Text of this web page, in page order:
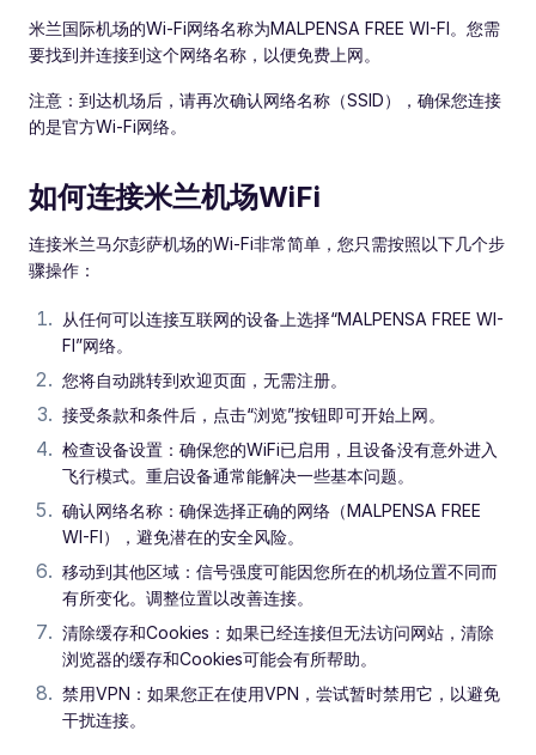
米兰国际机场的Wi-Fi网络名称为MALPENSA FREE WI-FI。您需
要找到并连接到这个网络名称，以便免费上网。
注意：到达机场后，请再次确认网络名称（SSID），确保您连接
的是官方Wi-Fi网络。
如何连接米兰机场WiFi
连接米兰马尔彭萨机场的Wi-Fi非常简单，您只需按照以下几个步
骤操作：
从任何可以连接互联网的设备上选择“MALPENSA FREE WI-
FI”网络。
您将自动跳转到欢迎页面，无需注册。
接受条款和条件后，点击“浏览”按钮即可开始上网。
检查设备设置：确保您的WiFi已启用，且设备没有意外进入
飞行模式。重启设备通常能解决一些基本问题。
确认网络名称：确保选择正确的网络（MALPENSA FREE
WI-FI），避免潜在的安全风险。
移动到其他区域：信号强度可能因您所在的机场位置不同而
有所变化。调整位置以改善连接。
清除缓存和Cookies：如果已经连接但无法访问网站，清除
浏览器的缓存和Cookies可能会有所帮助。
禁用VPN：如果您正在使用VPN，尝试暂时禁用它，以避免
干扰连接。